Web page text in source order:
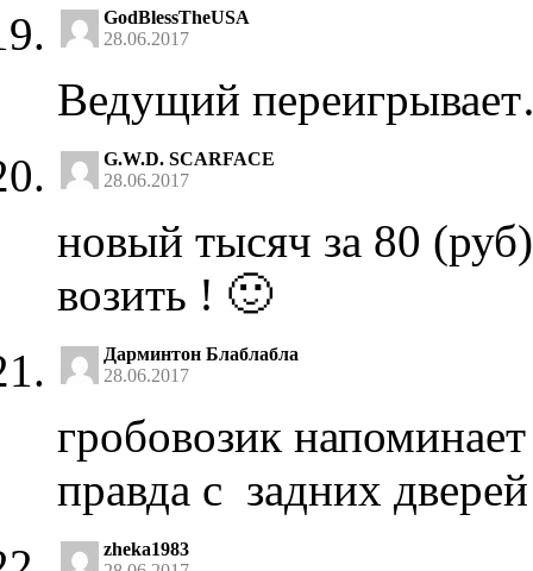
GodBlessTheUSA
28.06.2017
Ведущий
G.W.D. SCARFACE
28.06.2017
новый тысяч за 80
возить ! 🙂
Дарминтон Блаблабла
28.06.2017
гробовозик
правда с задних
zheka1983